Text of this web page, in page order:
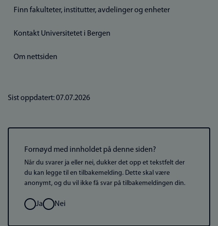
Finn fakulteter, institutter, avdelinger og enheter
Kontakt Universitetet i Bergen
Om nettsiden
Sist oppdatert: 07.07.2026
Fornøyd med innholdet på denne siden?
Når du svarer ja eller nei, dukker det opp et tekstfelt der
du kan legge til en tilbakemelding. Dette skal være
anonymt, og du vil ikke få svar på tilbakemeldingen din.
ValgJa Nei